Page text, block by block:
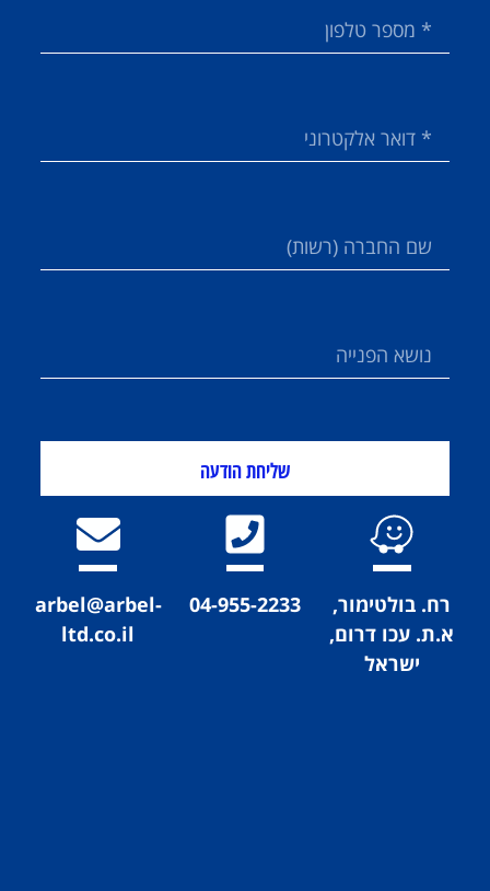
שליחת הודעה
רח. בולטימור,
א.ת. עכו דרום,
ישראל
04-955-2233
arbel@arbel-
ltd.co.il